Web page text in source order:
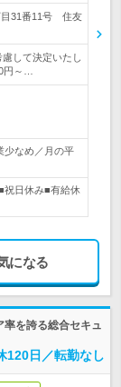
目31番11号 住友
して決定いたし
円～…
少なめ／月の平
祝日休み■有給休
になる
を誇る総合セキュ
120日／転勤なし